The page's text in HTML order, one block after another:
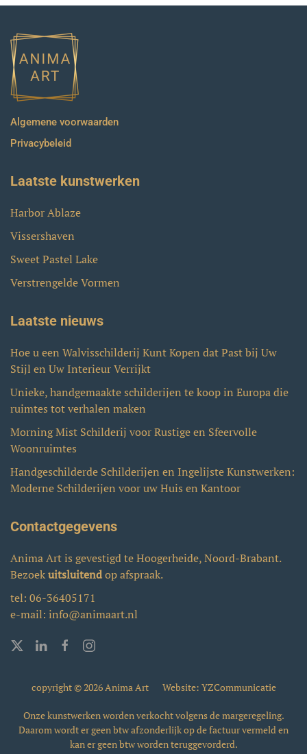
Algemene voorwaarden
Privacybeleid
Laatste kunstwerken
Harbor Ablaze
Vissershaven
Sweet Pastel Lake
Verstrengelde Vormen
Laatste nieuws
Hoe u een Walvisschilderij Kunt Kopen dat Past bij Uw
Stijl en Uw Interieur Verrijkt
Unieke, handgemaakte schilderijen te koop in Europa die
ruimtes tot verhalen maken
Morning Mist Schilderij voor Rustige en Sfeervolle
Woonruimtes
Handgeschilderde Schilderijen en Ingelijste Kunstwerken:
Moderne Schilderijen voor uw Huis en Kantoor
Contactgegevens
Anima Art is gevestigd te Hoogerheide, Noord-Brabant.
Bezoekuitsluitendop afspraak.
tel: 06-36405171
e-mail: info@animaart.nl
copyright © 2026 Anima Art Website: YZCommunicatie
Onze kunstwerken worden verkocht volgens de margeregeling.
Daarom wordt er geen btw afzonderlijk op de factuur vermeld en
kan er geen btw worden teruggevorderd.